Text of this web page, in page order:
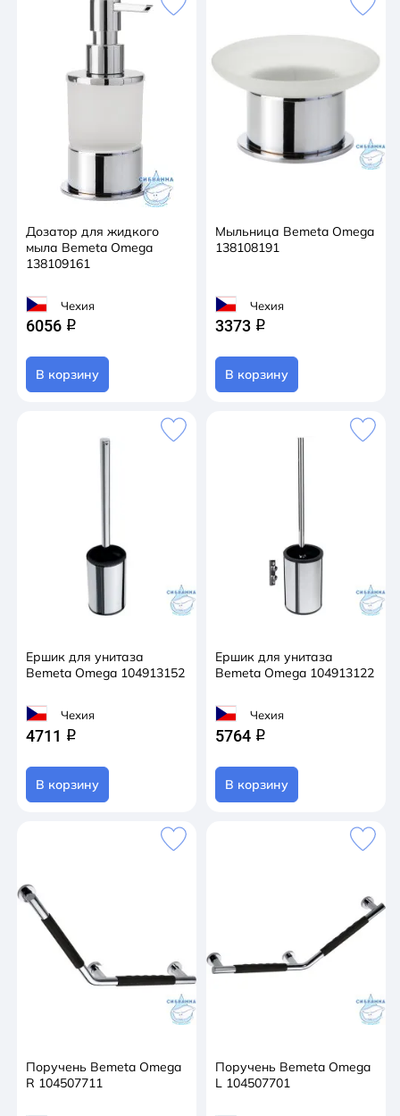
Дозатор для жидкого
мыла Bemeta Omega
138109161
Чехия
6056 q
В корзину
Мыльница Bemeta Omega
138108191
Чехия
3373 q
В корзину
Ершик для унитаза
Bemeta Omega 104913152
Чехия
4711 q
В корзину
Ершик для унитаза
Bemeta Omega 104913122
Чехия
5764 q
В корзину
Поручень Bemeta Omega
R 104507711
Поручень Bemeta Omega
L 104507701